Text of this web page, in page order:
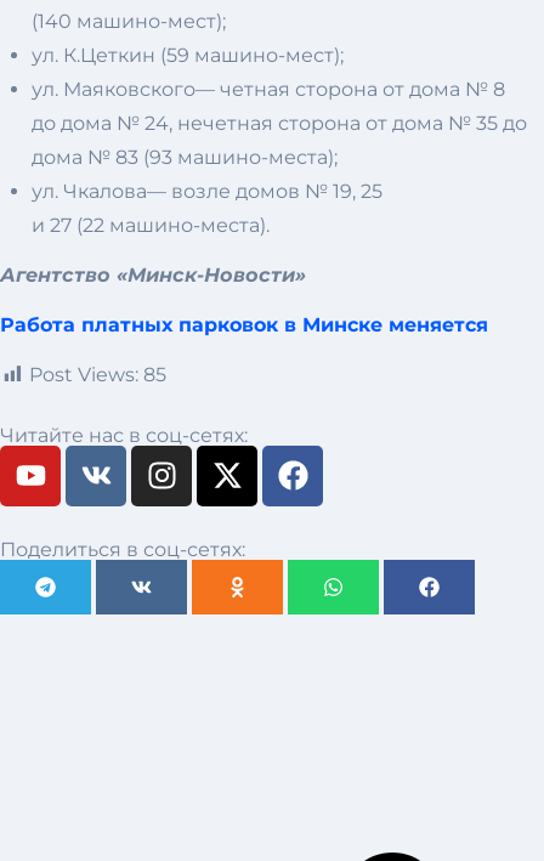
(140 машино-мест);
ул. К.Цеткин (59 машино-мест);
ул. Маяковского— четная сторона от дома № 8
до дома № 24, нечетная сторона от дома № 35 до
дома № 83 (93 машино-места);
ул. Чкалова— возле домов № 19, 25
и 27 (22 машино-места).
Агентство «Минск-Новости»
Работа платных парковок в Минске меняется
Post Views: 85
Читайте нас в соц-сетях:
Поделиться в соц-сетях: